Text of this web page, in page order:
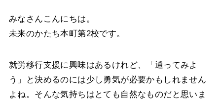
みなさんこんにちは。
未来のかたち本町第2校です。
就労移行支援に興味はあるけれど、「通ってみよ
う」と決めるのには少し勇気が必要かもしれません
よね。そんな気持ちはとても自然なものだと思いま